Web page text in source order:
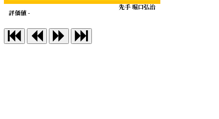
先手 堀口弘治
評価値 -